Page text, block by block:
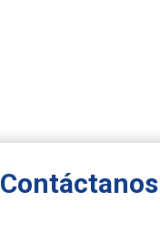
Contáctanos